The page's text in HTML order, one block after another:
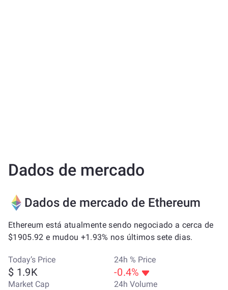
Dados de mercado
Dados de mercado de Ethereum
Ethereum está atualmente sendo negociado a cerca de
$1905.92 e mudou +1.93% nos últimos sete dias.
Today’s Price
$ 1.9K
24h % Price
-0.4%
Market Cap 24h Volume